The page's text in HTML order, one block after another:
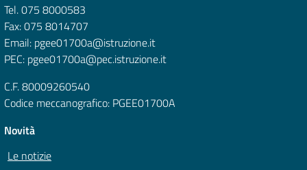
Tel. 075 8000583
Fax: 075 8014707
Email: pgee01700a@istruzione.it
PEC: pgee01700a@pec.istruzione.it
C.F. 80009260540
Codice meccanografico: PGEE01700A
Novità
Le notizie